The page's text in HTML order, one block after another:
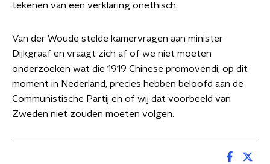
tekenen van een verklaring onethisch.
Van der Woude stelde kamervragen aan minister
Dijkgraaf en vraagt zich af of we niet moeten
onderzoeken wat die 1919 Chinese promovendi, op dit
moment in Nederland, precies hebben beloofd aan de
Communistische Partij en of wij dat voorbeeld van
Zweden niet zouden moeten volgen.